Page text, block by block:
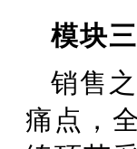
模块
销售
痛点，